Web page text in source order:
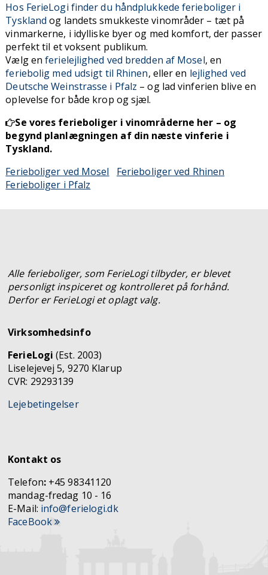
Hos FerieLogi finder du håndplukkede ferieboliger i
Tyskland og landets smukkeste vinområder – tæt på
vinmarkerne, i idylliske byer og med komfort, der passer
perfekt til et voksent publikum.
Vælg enferielejlighed ved bredden af Mosel, en
feriebolig med udsigt til Rhinen, eller en lejlighed ved
Deutsche Weinstrasse i Pfalz – og lad vinferien blive en
oplevelse for både krop og sjæl.
Se vores ferieboliger i vinområderne her – og
begynd planlægningen af din næste vinferie i
Tyskland.
Ferieboliger ved Mosel
Ferieboliger ved Rhinen
Ferieboliger i Pfalz
Alle ferieboliger, som FerieLogi tilbyder, er blevet
personligt inspiceret og kontrolleret på forhånd.
Derfor er FerieLogi et oplagt valg.
Virksomhedsinfo
FerieLogi(Est. 2003)
Liselejevej 5, 9270 Klarup
CVR: 29293139
Lejebetingelser
Kontakt os
Telefon:+45 98341120
mandag-fredag 10 - 16
E-Mail: info@ferielogi.dk
FaceBook